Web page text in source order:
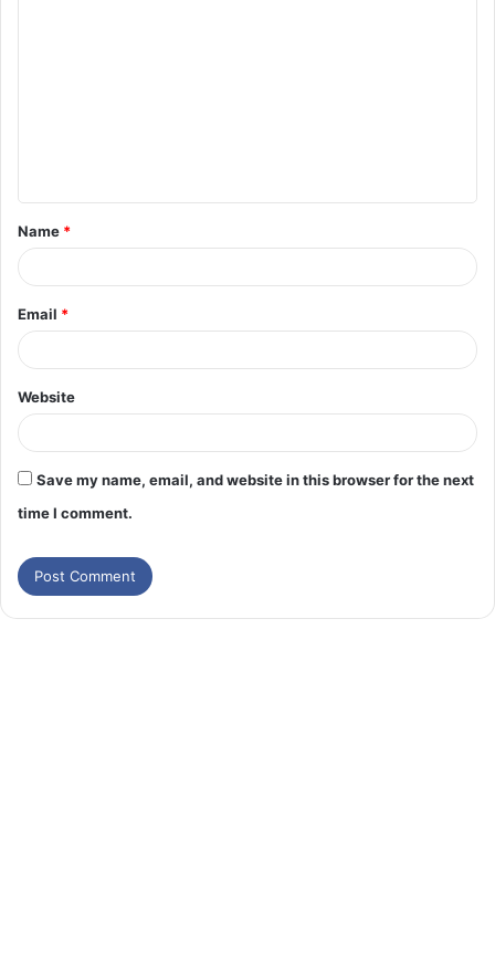
Name *
Email *
Website
Save my name, email, and website in this browser for the next
time I comment.